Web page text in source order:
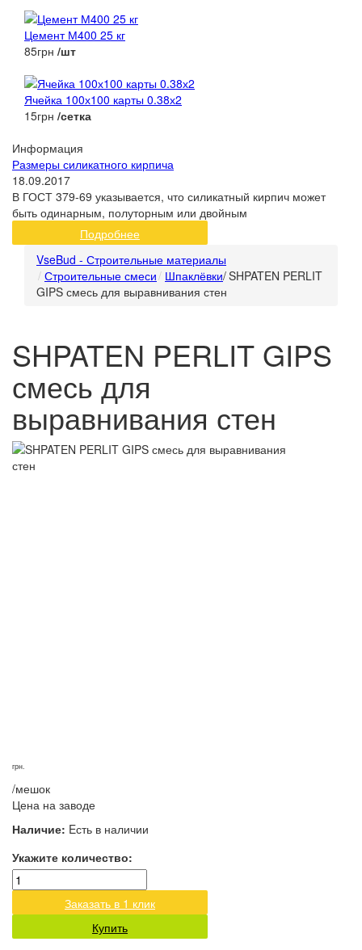
Цемент М400 25 кг
85грн /шт
Ячейка 100х100 карты 0.38х2
15грн /сетка
Информация
Размеры силикатного кирпича
18.09.2017
В ГОСТ 379-69 указывается, что силикатный кирпич может
быть одинарным, полуторным или двойным
Подробнее
VseBud - Строительные материалы
Строительные смеси Шпаклёвки/SHPATEN PERLIT
GIPS смесь для выравнивания стен
SHPATEN PERLIT GIPS
смесь для
выравнивания стен
грн.
/мешок
Цена на заводе
Наличие: Eсть в наличии
Укажите количество:
Заказать в 1 клик
Купить